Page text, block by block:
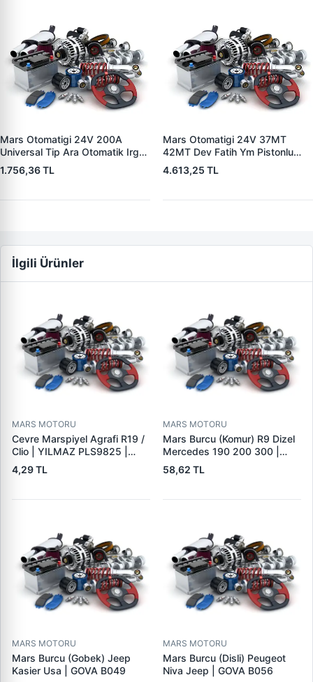
Mars Otomatigi 24V 200A
Universal Tip Ara Otomatik Irgat
| ZM 0404
1.756,36 TL
Mars Otomatigi 24V 37MT
42MT Dev Fatih Ym Pistonlu
Bmc Profesyonel Catterpiller Is
Makinasi | ZM 0361 | OEM
4.613,25 TL
İlgili Ürünler
MARS MOTORU
Cevre Marspiyel Agrafi R19 /
Clio | YILMAZ PLS9825 |
OEM 7703077256
4,29 TL
MARS MOTORU
Mars Burcu (Komur) R9 Dizel
Mercedes 190 200 300 |
GOVA B047
58,62 TL
MARS MOTORU
Mars Burcu (Gobek) Jeep
Kasier Usa | GOVA B049
MARS MOTORU
Mars Burcu (Disli) Peugeot
Niva Jeep | GOVA B056